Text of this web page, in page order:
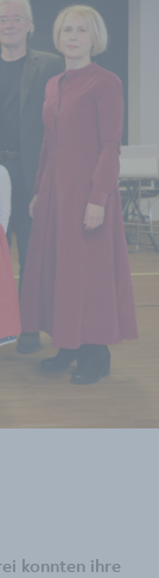
konnten ihre